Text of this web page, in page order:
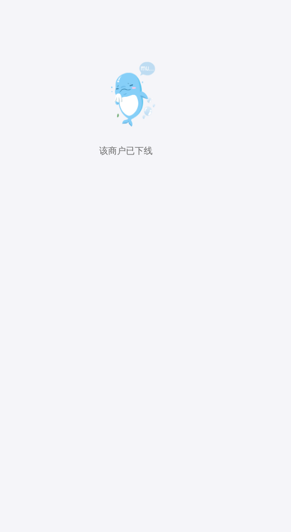
该商户已下线